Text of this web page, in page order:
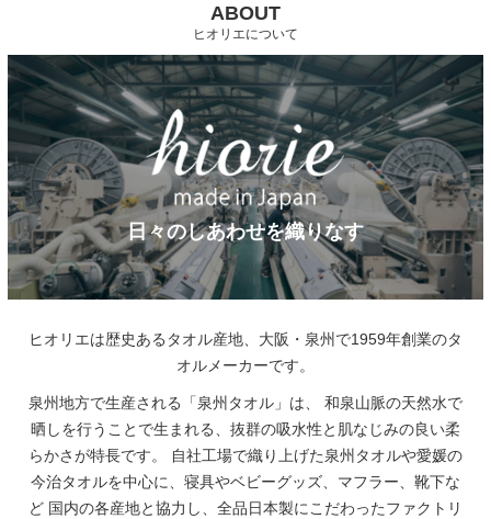
ABOUT
ヒオリエについて
日々のしあわせを織りなす
ヒオリエは歴史あるタオル産地、大阪・泉州で1959年創業のタ
オルメーカーです。
泉州地方で生産される「泉州タオル」は、
和泉山脈の天然水で
晒しを行うことで生まれる、抜群の吸水性と肌なじみの良い柔
らかさが特長です。
自社工場で織り上げた泉州タオルや愛媛の
今治タオルを中心に、寝具やベビーグッズ、マフラー、靴下な
ど 国内の各産地と協力し、全品日本製にこだわったファクトリ